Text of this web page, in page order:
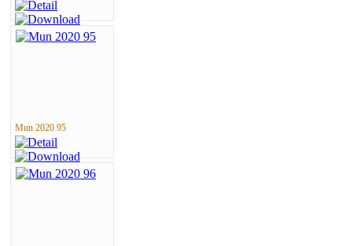
Mun 2020 95